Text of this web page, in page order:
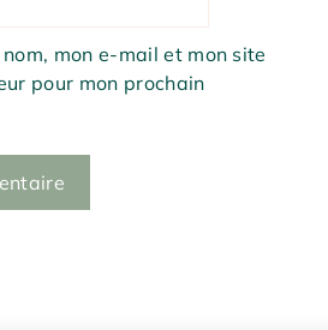
mon e-mail et mon site
pour mon prochain